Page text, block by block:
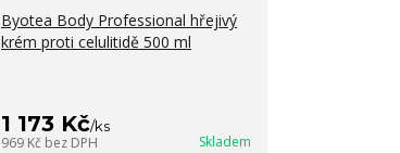
Byotea Body Professional hřejivý
krém proti celulitidě 500 ml
1 173 Kč/ks
969 Kč bez DPH Skladem